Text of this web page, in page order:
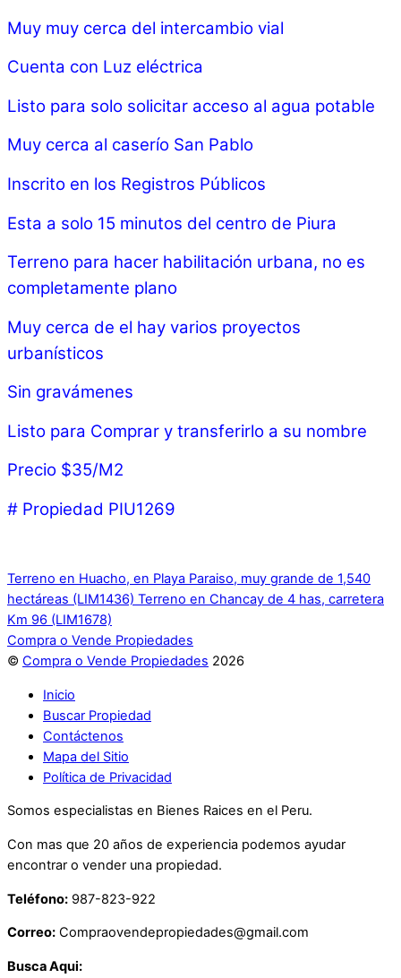
Muy muy cerca del intercambio vial
Cuenta con Luz eléctrica
Listo para solo solicitar acceso al agua potable
Muy cerca al caserío San Pablo
Inscrito en los Registros Públicos
Esta a solo 15 minutos del centro de Piura
Terreno para hacer habilitación urbana, no es
completamente plano
Muy cerca de el hay varios proyectos
urbanísticos
Sin gravámenes
Listo para Comprar y transferirlo a su nombre
Precio $35/M2
# Propiedad PIU1269
Terreno en Huacho, en Playa Paraiso, muy grande de 1,540
hectáreas (LIM1436) Terreno en Chancay de 4 has, carretera
Km 96 (LIM1678)
Compra o Vende Propiedades
© Compra o Vende Propiedades 2026
Inicio
Buscar Propiedad
Contáctenos
Mapa del Sitio
Política de Privacidad
Somos especialistas en Bienes Raices en el Peru.
Con mas que 20 años de experiencia podemos ayudar
encontrar o vender una propiedad.
Teléfono: 987-823-922
Correo: Compraovendepropiedades@gmail.com
Busca Aqui: